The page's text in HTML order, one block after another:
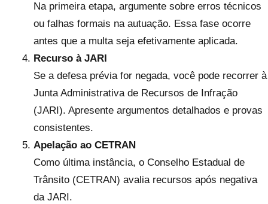
Na primeira etapa, argumente sobre erros técnicos
ou falhas formais na autuação. Essa fase ocorre
antes que a multa seja efetivamente aplicada.
Recurso à JARI
Se a defesa prévia for negada, você pode recorrer à
Junta Administrativa de Recursos de Infração
(JARI). Apresente argumentos detalhados e provas
consistentes.
Apelação ao CETRAN
Como última instância, o Conselho Estadual de
Trânsito (CETRAN) avalia recursos após negativa
da JARI.